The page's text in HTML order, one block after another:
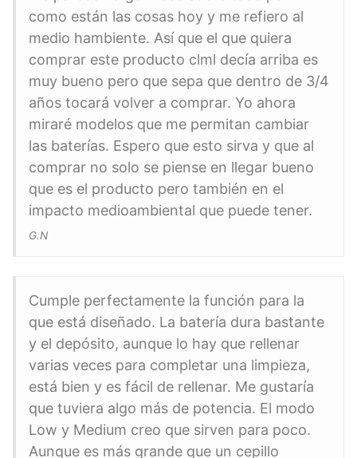
como están las cosas hoy y me refiero al
medio hambiente. Así que el que quiera
comprar este producto clml decía arriba es
muy bueno pero que sepa que dentro de 3/4
años tocará volver a comprar. Yo ahora
miraré modelos que me permitan cambiar
las baterías. Espero que esto sirva y que al
comprar no solo se piense en llegar bueno
que es el producto pero también en el
impacto medioambiental que puede tener.
G.N
Cumple perfectamente la función para la
que está diseñado. La batería dura bastante
y el depósito, aunque lo hay que rellenar
varias veces para completar una limpieza,
está bien y es fácil de rellenar. Me gustaría
que tuviera algo más de potencia. El modo
Low y Medium creo que sirven para poco.
Aunque es más grande que un cepillo